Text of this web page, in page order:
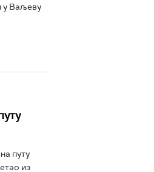
у Ваљеву
путу
из